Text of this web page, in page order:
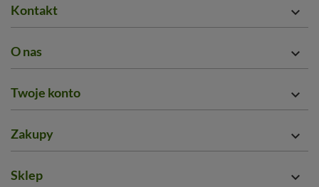
Kontakt 
O nas 
Twoje konto 
Zakupy 
Sklep 